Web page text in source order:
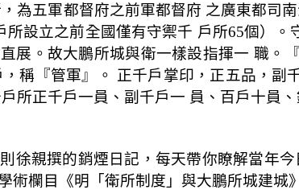
為五軍都督府之前軍都督府 之廣東都司
所設立之前全國僅有守禦千 戶所65個）
展。故大鵬所城與衛一樣設指揮一 職
稱『管軍』。 正千戶掌印，正五品，
所正千戶一員、副千戶一 員、百戶十員
徐親撰的銷煙日記，每天帶你瞭解當年
術欄目《明「衛所制度」與大鵬所城建城